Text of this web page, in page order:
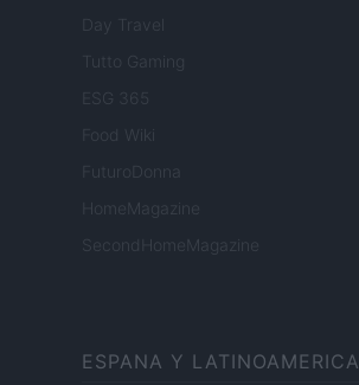
Day Travel
Tutto Gaming
ESG 365
Food Wiki
FuturoDonna
HomeMagazine
SecondHomeMagazine
ESPANA Y LATINOAMERICA